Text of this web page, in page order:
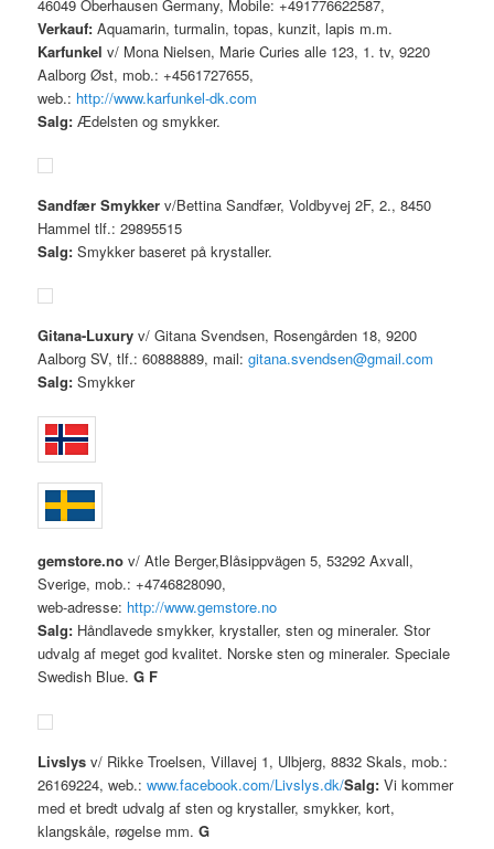
46049 Oberhausen Germany, Mobile: +491776622587,
Verkauf: Aquamarin, turmalin, topas, kunzit, lapis m.m.
Karfunkel v/ Mona Nielsen, Marie Curies alle 123, 1. tv, 9220
Aalborg Øst, mob.: +4561727655,
web.: http://www.karfunkel-dk.com
Salg: Ædelsten og smykker.
Sandfær Smykker v/Bettina Sandfær, Voldbyvej 2F, 2., 8450
Hammel tlf.: 29895515
Salg: Smykker baseret på krystaller.
Gitana-Luxury v/ Gitana Svendsen, Rosengården 18, 9200
Aalborg SV, tlf.: 60888889, mail:gitana.svendsen@gmail.com
Salg: Smykker
gemstore.no v/ Atle Berger,Blåsippvägen 5, 53292 Axvall,
Sverige, mob.: +4746828090,
web-adresse: http://www.gemstore.no
Salg: Håndlavede smykker, krystaller, sten og mineraler. Stor
udvalg af meget god kvalitet. Norske sten og mineraler. Speciale
Swedish Blue.G F
Livslys v/ Rikke Troelsen, Villavej 1, Ulbjerg, 8832 Skals, mob.:
26169224, web.:www.facebook.com/Livslys.dk/Salg: Vi kommer
med et bredt udvalg af sten og krystaller, smykker, kort,
klangskåle, røgelse mm.G